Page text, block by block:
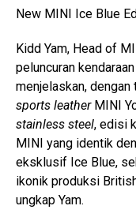
New MINI Ice Blue
Kidd Yam, Head of
peluncuran
menjelaskan,
sports leatherMINI
stainless steel, edisi
MINI yang identik
eksklusif Ice Blue,
ikonik produksi
ungkap Yam.